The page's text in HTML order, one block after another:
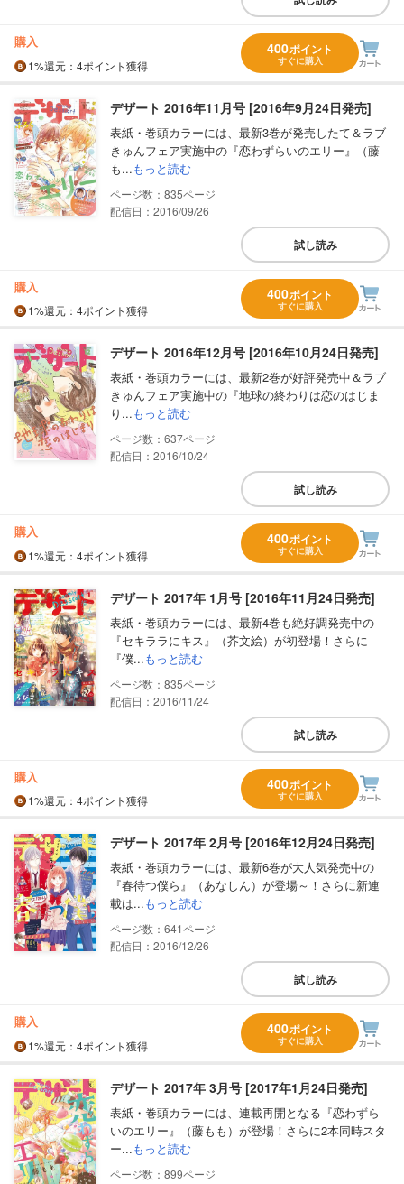
購入
1%還元 ：4ポイント獲得
400ポイント
すぐに購入
デザート 2016年11月号 [2016年9月24日発売]
表紙・巻頭カラーには、最新3巻が発売したて＆ラブ
きゅんフェア実施中の『恋わずらいのエリー』（藤
も...もっと読む
835
配信日：2016/09/26
試し読み
購入
1%還元 ：4ポイント獲得
400ポイント
すぐに購入
デザート 2016年12月号 [2016年10月24日発売]
表紙・巻頭カラーには、最新2巻が好評発売中＆ラブ
きゅんフェア実施中の『地球の終わりは恋のはじま
り...もっと読む
637
配信日：2016/10/24
試し読み
購入
1%還元 ：4ポイント獲得
400ポイント
すぐに購入
デザート 2017年 1月号 [2016年11月24日発売]
表紙・巻頭カラーには、最新4巻も絶好調発売中の
『セキララにキス』（芥文絵）が初登場！さらに
『僕...もっと読む
835
配信日：2016/11/24
試し読み
購入
1%還元 ：4ポイント獲得
400ポイント
すぐに購入
デザート 2017年 2月号 [2016年12月24日発売]
表紙・巻頭カラーには、最新6巻が大人気発売中の
『春待つ僕ら』（あなしん）が登場～！さらに新連
載は...もっと読む
641
配信日：2016/12/26
試し読み
購入
1%還元 ：4ポイント獲得
400ポイント
すぐに購入
デザート 2017年 3月号 [2017年1月24日発売]
表紙・巻頭カラーには、連載再開となる『恋わずら
いのエリー』（藤もも）が登場！さらに2本同時スタ
ー...もっと読む
899